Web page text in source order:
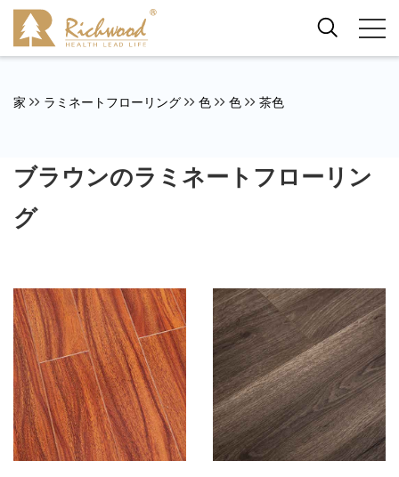
家 ラミネートフローリング 色 色 茶色
ブラウンのラミネートフローリン
グ